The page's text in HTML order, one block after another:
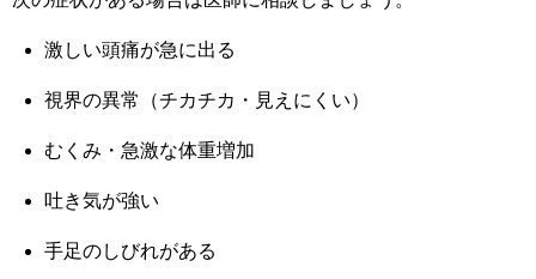
激しい頭痛が急に出る
視界の異常（チカチカ・見えにくい）
むくみ・急激な体重増加
吐き気が強い
手足のしびれがある